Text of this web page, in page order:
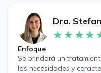
Dra.
Enfoque
Se brindará un
las necesidades y